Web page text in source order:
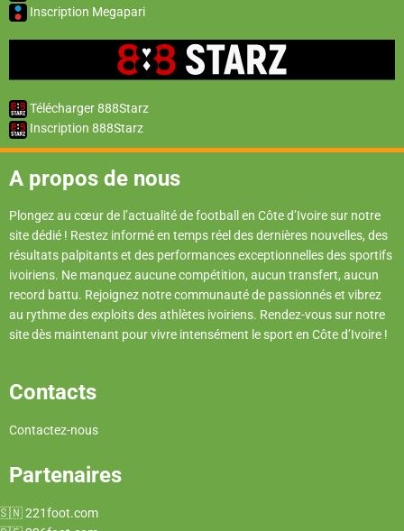
Inscription Megapari
Télécharger 888Starz
Inscription 888Starz
A propos de nous
Plongez au cœur de l’actualité de football en Côte d’Ivoire sur notre
site dédié ! Restez informé en temps réel des dernières nouvelles, des
résultats palpitants et des performances exceptionnelles des sportifs
ivoiriens. Ne manquez aucune compétition, aucun transfert, aucun
record battu. Rejoignez notre communauté de passionnés et vibrez
au rythme des exploits des athlètes ivoiriens. Rendez-vous sur notre
site dès maintenant pour vivre intensément le sport en Côte d’Ivoire !
Contacts
Contactez-nous
Partenaires
221foot.com